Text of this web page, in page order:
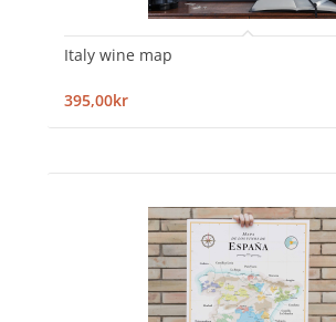
Italy wine map
395,00kr